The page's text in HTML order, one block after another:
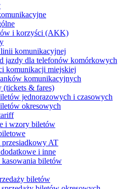
i korzyści (AKK)
komunikacyjnej
jazdy dla telefonów komórkowych
komunikacji miejskiej
komunikacyjnych
(tickets & fares)
jednorazowych i czasowych
okresowych
i wzory biletów
przesiadkowy AT
i inne
kasowania biletów
biletów